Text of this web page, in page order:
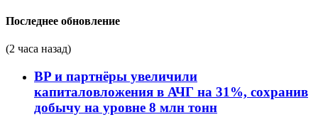
Последнее обновление
(2 часа назад)
BP и партнёры увеличили
капиталовложения в АЧГ на 31%, сохранив
добычу на уровне 8 млн тонн